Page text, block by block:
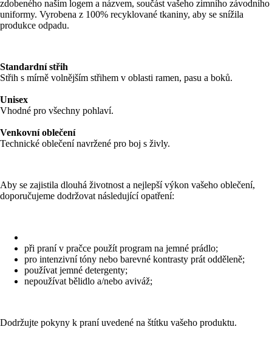
zdobeného naším logem a názvem, součást vašeho zimního závodního
uniformy. Vyrobena z 100% recyklované tkaniny, aby se snížila
produkce odpadu.
Standardní střih
Střih s mírně volnějším střihem v oblasti ramen, pasu a boků.
Unisex
Vhodné pro všechny pohlaví.
Venkovní oblečení
Technické oblečení navržené pro boj s živly.
Aby se zajistila dlouhá životnost a nejlepší výkon vašeho oblečení,
doporučujeme dodržovat následující opatření:
při praní v pračce použít program na jemné prádlo;
pro intenzivní tóny nebo barevné kontrasty prát odděleně;
používat jemné detergenty;
nepoužívat bělidlo a/nebo aviváž;
Dodržujte pokyny k praní uvedené na štítku vašeho produktu.